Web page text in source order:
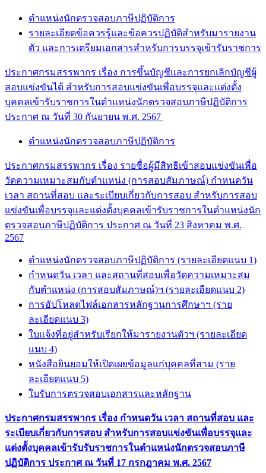
ตำแหน่งนักตรวจสอบภาษีปฏิบัติการ
รายละเอียดข้อควรรู้และข้อควรปฏิบัติสำหรับมารายงาน
ตัว และการเตรียมเอกสารสำหรับการบรรจุเข้ารับราชการ
ประกาศกรมสรรพากร เรื่อง การขึ้นบัญชีและการยกเลิกบัญชีผู้
สอบแข่งขันได้ สำหรับการสอบแข่งขันเพื่อบรรจุและแต่งตั้ง
บุคคลเข้ารับราชการในตำแหน่งนักตรวจสอบภาษีปฏิบัติการ
ประกาศ ณ วันที่ 30 กันยายน พ.ศ. 2567
ตำแหน่งนักตรวจสอบภาษีปฏิบัติการ
ประกาศกรมสรรพากร เรื่อง รายชื่อผู้มีสิทธิเข้าสอบแข่งขันเพื่อ
วัดความเหมาะสมกับตำแหน่ง (การสอบสัมภาษณ์) กำหนดวัน
เวลา สถานที่สอบ และระเบียบเกี่ยวกับการสอบ สำหรับการสอบ
แข่งขันเพื่อบรรจุและแต่งตั้งบุคคลเข้ารับราชการในตำแหน่งนัก
ตรวจสอบภาษีปฏิบัติการ ประกาศ ณ วันที่ 23 สิงหาคม พ.ศ.
2567
ตำแหน่งนักตรวจสอบภาษีปฏิบัติการ (รายละเอียดแนบ 1)
กำหนดวัน เวลา และสถานที่สอบเพื่อวัดความเหมาะสม
กับตำแหน่ง (การสอบสัมภาษณ์)ฯ (รายละเอียดแนบ 2)
การอัปโหลดไฟล์เอกสารหลักฐานการศึกษาฯ (ราย
ละเอียดแนบ 3)
ใบแจ้งที่อยู่สำหรับเรียกให้มารายงานตัวฯ (รายละเอียด
แนบ 4)
หนังสือยินยอมให้เปิดเผยข้อมูลแก่บุคคลที่สาม (ราย
ละเอียดแนบ 5)
ใบรับการตรวจสอบเอกสารและหลักฐาน
ประกาศกรมสรรพากร เรื่อง กำหนดวัน เวลา สถานที่สอบ และ
ระเบียบเกี่ยวกับการสอบ สำหรับการสอบแข่งขันเพื่อบรรจุและ
แต่งตั้งบุคคลเข้ารับรับราชการในตำแหน่งนักตรวจสอบภาษี
ปฏิบัติการ ประกาศ ณ วันที่ 17 กรกฎาคม พ.ศ. 2567